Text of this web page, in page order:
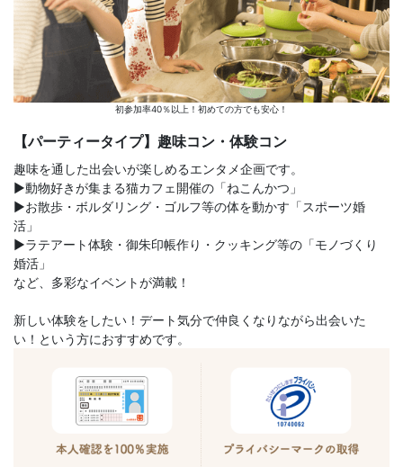
初参加率40％以上！初めての方でも安心！
【パーティータイプ】趣味コン・体験コン
趣味を通した出会いが楽しめるエンタメ企画です。
▶動物好きが集まる猫カフェ開催の「ねこんかつ」
▶お散歩・ボルダリング・ゴルフ等の体を動かす「スポーツ婚
活」
▶ラテアート体験・御朱印帳作り・クッキング等の「モノづくり
婚活」
など、多彩なイベントが満載！
新しい体験をしたい！デート気分で仲良くなりながら出会いた
い！という方におすすめです。